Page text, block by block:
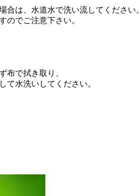
合は、水道水で洗い流してください
のでご注意下さい。
布で拭き取り、
て水洗いしてください。